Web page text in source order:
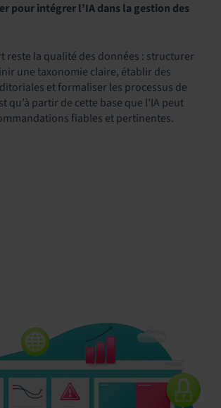
pour intégrer l’IA dans la gestion des
reste la qualité des données : structurer
une taxonomie claire, établir des
et formaliser les processus de
qu’à partir de cette base que l’IA peut
fiables et pertinentes.